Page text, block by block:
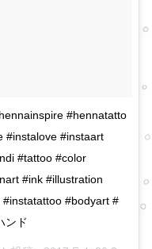
#hennatatto
#instalove #instaart
#tattoo #color
#ink #illustration
#bodyart #
ンド